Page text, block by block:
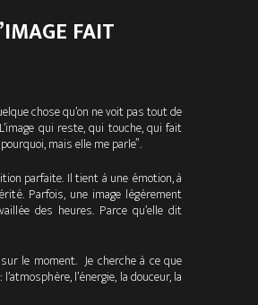
FAIT
chose qu’on ne voit pas tout de
qui reste, qui touche, qui fait
mais elle me parle”.
parfaite. Il tient à une émotion, à
Parfois, une image légèrement
des heures. Parce qu’elle dit
le moment. Je cherche à ce que
l’énergie, la douceur, la